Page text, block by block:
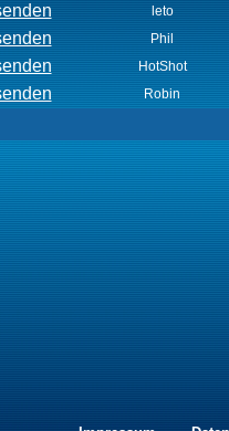
leto
Phil
HotShot
Robin